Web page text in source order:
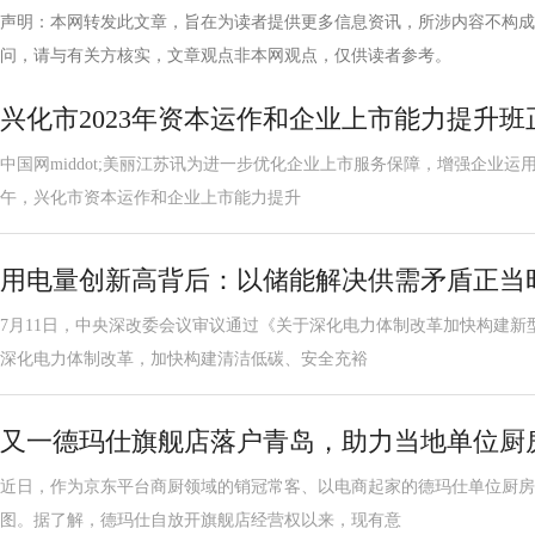
声明：本网转发此文章，旨在为读者提供更多信息资讯，所涉内容不构
问，请与有关方核实，文章观点非本网观点，仅供读者参考。
兴化市2023年资本运作和企业上市能力提升班
中国网middot;美丽江苏讯为进一步优化企业上市服务保障，增强企业运
午，兴化市资本运作和企业上市能力提升
用电量创新高背后：以储能解决供需矛盾正当
7月11日，中央深改委会议审议通过《关于深化电力体制改革加快构建
深化电力体制改革，加快构建清洁低碳、安全充裕
又一德玛仕旗舰店落户青岛，助力当地单位
近日，作为京东平台商厨领域的销冠常客、以电商起家的德玛仕单位厨
图。据了解，德玛仕自放开旗舰店经营权以来，现有意